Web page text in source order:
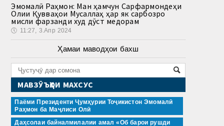
Эмомалӣ Раҳмон: Ман ҳамчун Сарфармондеҳи
Олии Қувваҳои Мусаллаҳ ҳар як сарбозро
мисли фарзанди худ дӯст медорам
🕔 11:27, 3.Апр 2024
Ҳамаи маводҳои бахш
МАВЗӮЪҲОИ МАХСУС
Паёми Президенти Ҷумҳурии Тоҷикистон Эмомалӣ
Раҳмон ба Маҷлиси Олӣ
Даҳсолаи байналмилалии амал «Об барои рушди